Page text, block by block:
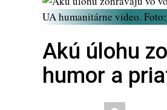
UA humanitárne video.
Akú úlohu
humor a